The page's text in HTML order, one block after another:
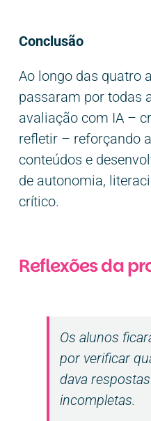
Conclusão
Ao longo das quatro
passaram por todas
avaliação com IA –
refletir – reforçando
conteúdos e
de autonomia,
crítico.
Reflexões da
Os alunos
por verificar
dava
incompletas.